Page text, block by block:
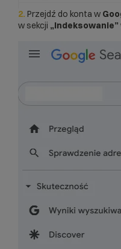
2. Przejdź do konta w
w sekcji „Indeksowanie”